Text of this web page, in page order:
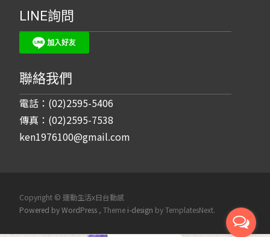
LINE詢問
聯絡我們
電話：(02)2595-5406
傳真：(02)2595-7538
ken1976100@gmail.com
Copyright © 運動生活x日台動感
Powered by WordPress , Theme i-design by TemplatesNext.